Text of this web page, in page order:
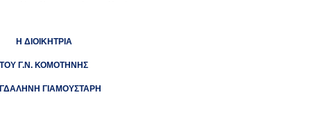
Η ΔΙΟΙΚΗΤΡΙΑ
ΤΟΥ Γ.Ν. ΚΟΜΟΤΗΝΗΣ
ΓΙΑΜΟΥΣΤΑΡΗ